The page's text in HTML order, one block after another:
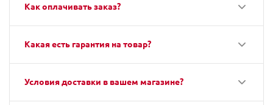
Как оплачивать заказ?
Какая есть гарантия на товар?
Условия доставки в вашем магазине?